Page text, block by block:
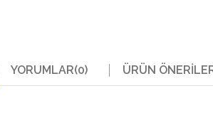
YORUMLAR(0) ÜRÜN